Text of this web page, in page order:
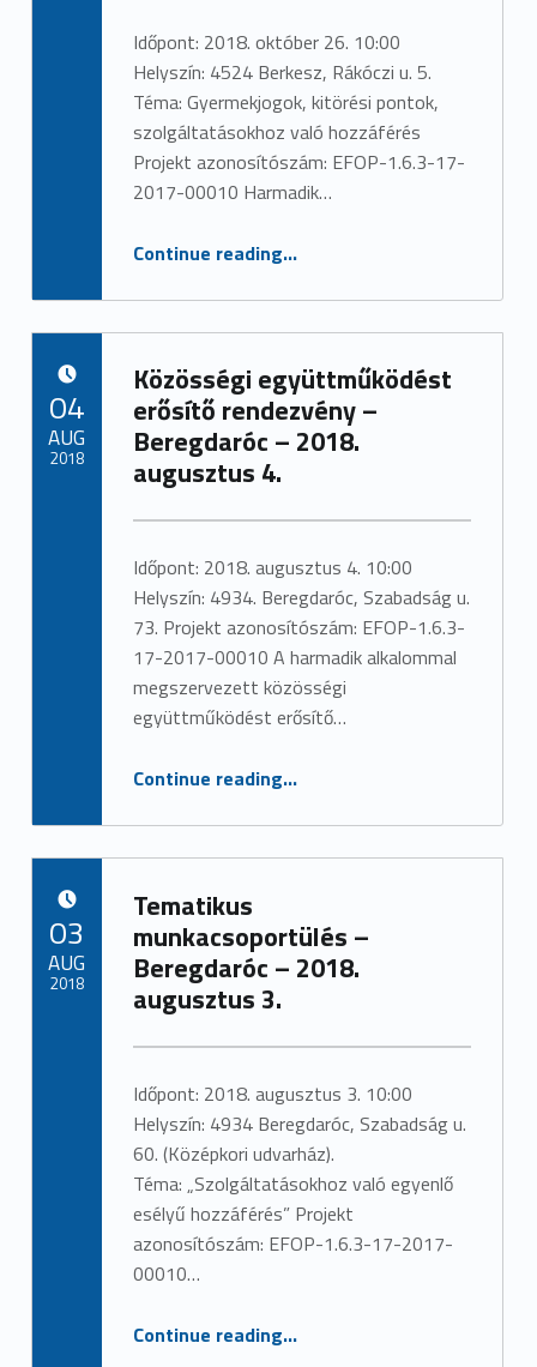
Időpont: 2018. október 26. 10:00
Helyszín: 4524 Berkesz, Rákóczi u. 5.
Téma: Gyermekjogok, kitörési pontok,
szolgáltatásokhoz való hozzáférés
Projekt azonosítószám: EFOP-1.6.3-17-
2017-00010 Harmadik…
Continue reading“Tematikus munkacsoport ülés – Berkesz – 2018. október 26.”
…
Közösségi együttműködést
erősítő rendezvény –
Beregdaróc – 2018.
augusztus 4.
Időpont: 2018. augusztus 4. 10:00
Helyszín: 4934. Beregdaróc, Szabadság u.
73. Projekt azonosítószám: EFOP-1.6.3-
17-2017-00010 A harmadik alkalommal
megszervezett közösségi
együttműködést erősítő…
Continue reading“Közösségi együttműködést erősítő rendezvény – Beregdaróc – 2018. augusztus 4.”…
04
AUG
2018
Tematikus
munkacsoportülés –
Beregdaróc – 2018.
augusztus 3.
Időpont: 2018. augusztus 3. 10:00
Helyszín: 4934 Beregdaróc, Szabadság u.
60. (Középkori udvarház).
Téma: „Szolgáltatásokhoz való egyenlő
esélyű hozzáférés” Projekt
azonosítószám: EFOP-1.6.3-17-2017-
00010…
Continue reading“Tematikus munkacsoportülés – Beregdaróc – 2018. augusztus 3.”…
03
AUG
2018